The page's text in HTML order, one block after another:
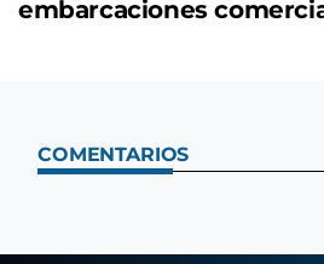
embarcaciones
COMENTARIOS